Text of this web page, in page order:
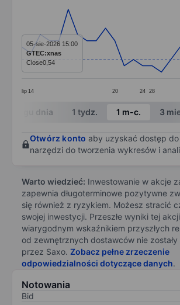
Line chart with 23 data points.
The chart has 1 X axis displaying
The chart has 1 Y axis displaying
lip 14 20 24 28
05-sie-2026 15:00
GTEC:xnas
Close0,54
End of interactive chart.
W ciągu dnia 1 tydz. 1 m-c. 3
Otwórz konto aby uzyskać dostęp
narzędzi do tworzenia wykresów i
Warto wiedzieć: Inwestowanie w akcje
zapewnia długoterminowe pozytywne
się również z ryzykiem. Możesz stracić
swojej inwestycji. Przeszłe wyniki tej
wiarygodnym wskaźnikiem przyszłych
od zewnętrznych dostawców nie zostały
przez Saxo. Zobacz pełne zrzeczenie
odpowiedzialności dotyczące danych.
Notowania
Bid